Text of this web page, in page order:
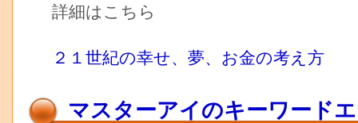
詳細はこちら
２１世紀の幸せ、夢、お金の考え方
マスターアイのキーワード